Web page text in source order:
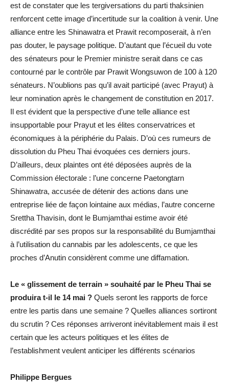
est de constater que les tergiversations du parti thaksinien
renforcent cette image d’incertitude sur la coalition à venir. Une
alliance entre les Shinawatra et Prawit recomposerait, à n’en
pas douter, le paysage politique. D’autant que l’écueil du vote
des sénateurs pour le Premier ministre serait dans ce cas
contourné par le contrôle par Prawit Wongsuwon de 100 à 120
sénateurs. N’oublions pas qu’il avait participé (avec Prayut) à
leur nomination après le changement de constitution en 2017.
Il est évident que la perspective d’une telle alliance est
insupportable pour Prayut et les élites conservatrices et
économiques à la périphérie du Palais. D’où ces rumeurs de
dissolution du Pheu Thai évoquées ces derniers jours.
D’ailleurs, deux plaintes ont été déposées auprès de la
Commission électorale : l’une concerne Paetongtarn
Shinawatra, accusée de détenir des actions dans une
entreprise liée de façon lointaine aux médias, l’autre concerne
Srettha Thavisin, dont le Bumjamthai estime avoir été
discrédité par ses propos sur la responsabilité du Bumjamthai
à l’utilisation du cannabis par les adolescents, ce que les
proches d’Anutin considèrent comme une diffamation.
Le « glissement de terrain » souhaité par le Pheu Thai se
produira t-il le 14 mai ? Quels seront les rapports de force
entre les partis dans une semaine ? Quelles alliances sortiront
du scrutin ? Ces réponses arriveront inévitablement mais il est
certain que les acteurs politiques et les élites de
l’establishment veulent anticiper les différents scénarios
Philippe Bergues